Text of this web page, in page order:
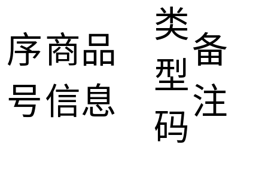
序
号
商品
信息
类
型
码
备
注